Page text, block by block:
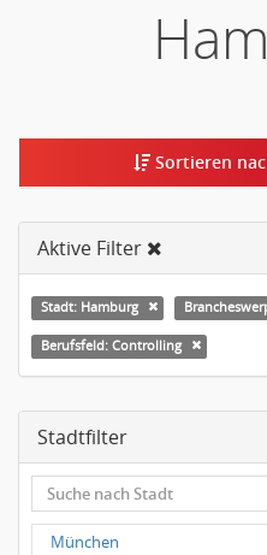
Sortieren
Aktive Filter
Stadt: Hamburg
Berufsfeld: Controlling
Stadtfilter
München